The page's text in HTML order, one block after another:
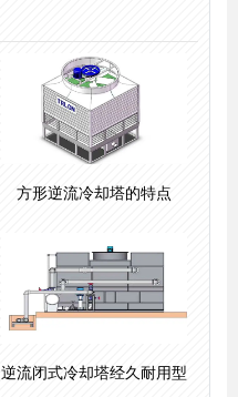
方形逆流冷却塔的特点
逆流闭式冷却塔经久耐用型